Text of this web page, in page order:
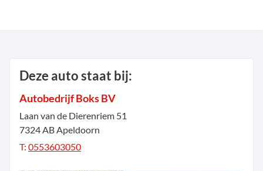
Deze auto staat bij:
Autobedrijf Boks BV
Laan van de Dierenriem 51
7324 AB Apeldoorn
T: 0553603050